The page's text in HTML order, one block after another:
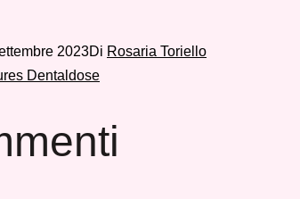
2023Di Rosaria Toriello
Dentaldose